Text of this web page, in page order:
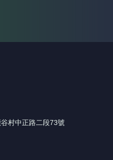
村中正路二段73號